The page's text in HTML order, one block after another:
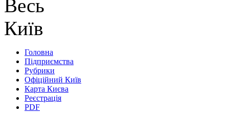
Головна
Підприємства
Рубрики
Офіційний Київ
Карта Києва
Реєстрація
PDF